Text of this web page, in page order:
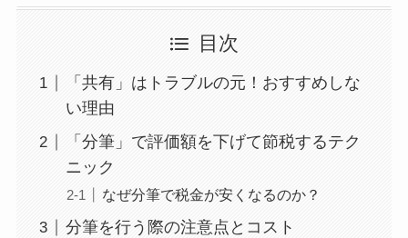
目次
「共有」はトラブルの元！おすすめしな
い理由
「分筆」で評価額を下げて節税するテク
ニック
なぜ分筆で税金が安くなるのか？
分筆を行う際の注意点とコスト